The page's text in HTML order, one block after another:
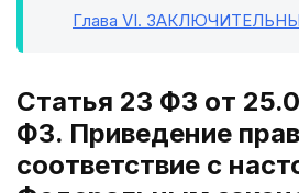
Глава VI.
Статья 23 ФЗ от
ФЗ. Приведение
соответствие с